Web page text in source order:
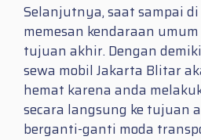
Selanjutnya, saat sampai
memesan kendaraan
tujuan akhir. Dengan
sewa mobil Jakarta Blitar
hemat karena anda
secara langsung ke tujuan
berganti-ganti moda